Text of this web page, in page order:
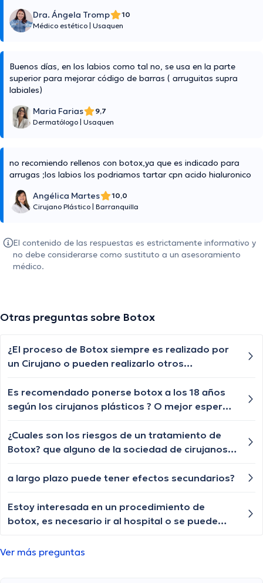
Dra. Ángela Tromp
10
Médico estético Usaquen
Buenos días, en los labios como tal no, se usa en la parte
superior para mejorar código de barras ( arruguitas supra
labiales)
Maria Farias
9,7
Dermatólogo Usaquen
no recomiendo rellenos con botox,ya que es indicado para
arrugas ;los labios los podriamos tartar cpn acido hialuronico
Angélica Martes
10,0
Cirujano Plástico Barranquilla
El contenido de las respuestas es estrictamente informativo y
no debe considerarse como sustituto a un asesoramiento
médico.
Otras preguntas sobre Botox
¿El proceso de Botox siempre es realizado por
un Cirujano o pueden realizarlo otros
Es recomendado ponerse botox a los 18 años
según los cirujanos plásticos ? O mejor esperar
¿Cuales son los riesgos de un tratamiento de
Botox? que alguno de la sociedad de cirujanos
favor.
a largo plazo puede tener efectos secundarios?
Estoy interesada en un procedimiento de
botox, es necesario ir al hospital o se puede
Ver más preguntas